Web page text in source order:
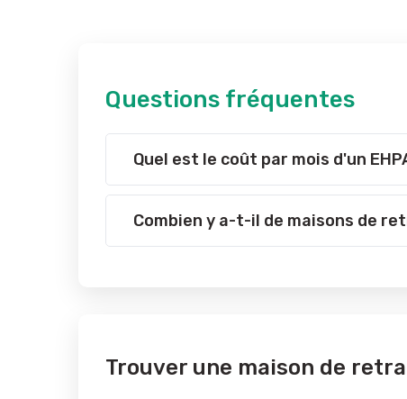
Questions fréquentes
Quel est le coût par mois d'un
Combien y a-t-il de maisons de
Trouver une maison de